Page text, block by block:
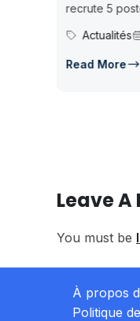
CDI (1 chef SAV...
July 13, 2026
Leave A
You must be
À propos
Politique